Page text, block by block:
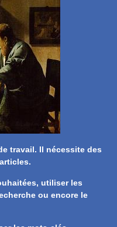
travail. Il nécessite des
utiliser les
ou encore le